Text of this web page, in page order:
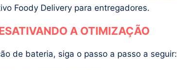
Foody Delivery para entregadores.
A OTIMIZAÇÃO
de bateria, siga o passo a passo a seguir: